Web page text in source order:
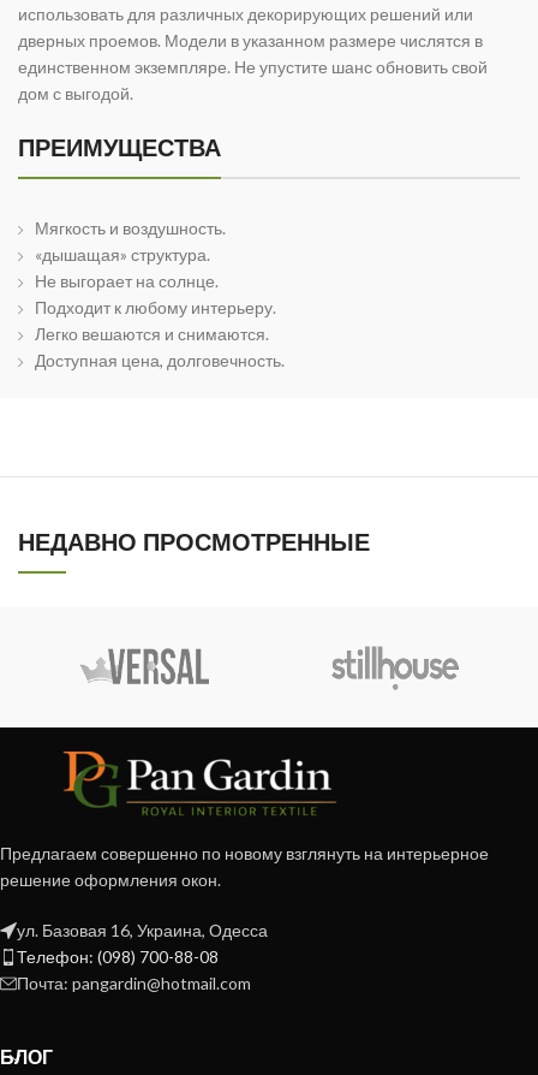
использовать для различных декорирующих решений или
дверных проемов. Модели в указанном размере числятся в
единственном экземпляре. Не упустите шанс обновить свой
дом с выгодой.
ПРЕИМУЩЕСТВА
Мягкость и воздушность.
«дышащая» структура.
Не выгорает на солнце.
Подходит к любому интерьеру.
Легко вешаются и снимаются.
Доступная цена, долговечность.
НЕДАВНО ПРОСМОТРЕННЫЕ
Предлагаем совершенно по новому взглянуть на интерьерное
решение оформления окон.
ул. Базовая 16, Украина, Одесса
Телефон: (098) 700-88-08
Почта: pangardin@hotmail.com
БЛОГ